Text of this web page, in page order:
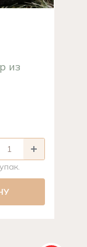
из
упак.